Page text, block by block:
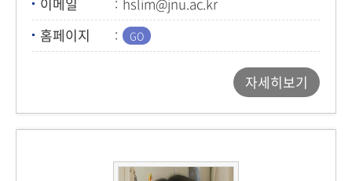
홈페이지
자세히보기